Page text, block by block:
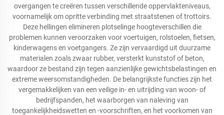
overgangen te creëren tussen verschillende oppervlakteniveaus,
voornamelijk om opritte verbinding met straatstenen of trottoirs.
Deze hellingen elimineren plotselinge hoogteverschillen die
problemen kunnen veroorzaken voor voertuigen, rolstoelen, fietsen,
kinderwagens en voetgangers. Ze zijn vervaardigd uit duurzame
materialen zoals zwaar rubber, versterkt kunststof of beton,
waardoor ze bestand zijn tegen aanzienlijke gewichtsbelastingen en
extreme weersomstandigheden. De belangrijkste functies zijn het
vergemakkelijken van een veilige in- en uitrijding van woon- of
bedrijfspanden, het waarborgen van naleving van
toegankelijkheidswetten en -voorschriften, en het voorkomen van